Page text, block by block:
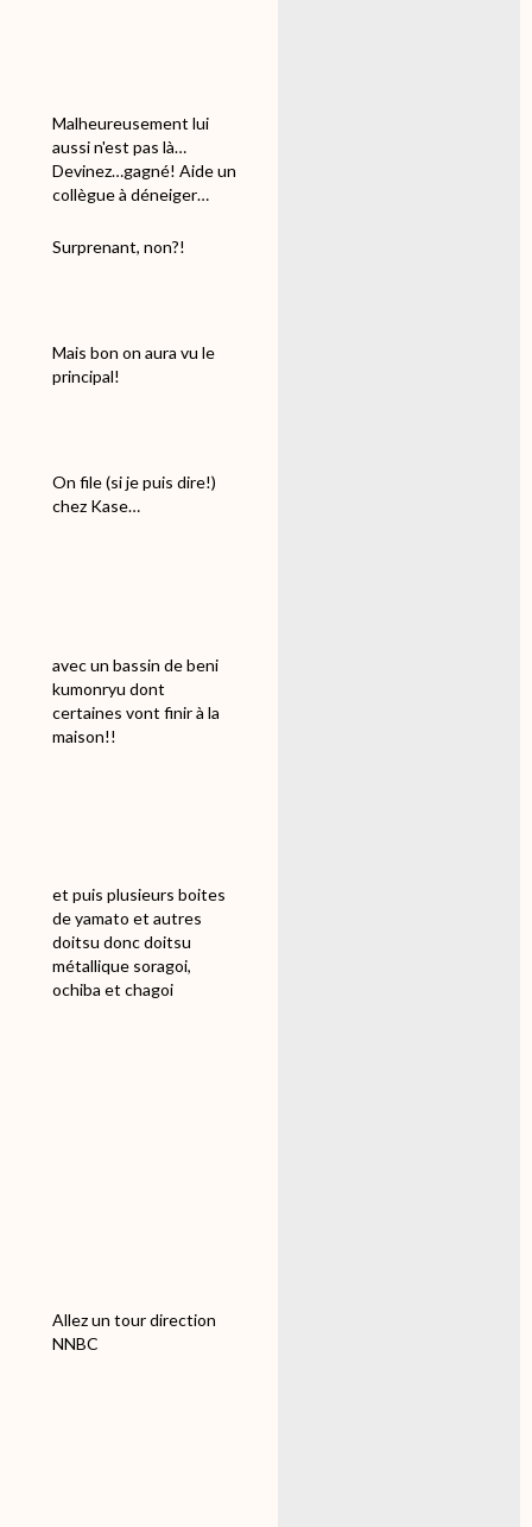
Malheureusement lui
aussi n'est pas là…
Devinez…gagné! Aide un
collègue à déneiger…
Surprenant, non?!
Mais bon on aura vu le
principal!
On file (si je puis dire!)
chez Kase…
avec un bassin de beni
kumonryu dont
certaines vont finir à la
maison!!
et puis plusieurs boites
de yamato et autres
doitsu donc doitsu
métallique soragoi,
ochiba et chagoi
Allez un tour direction
NNBC